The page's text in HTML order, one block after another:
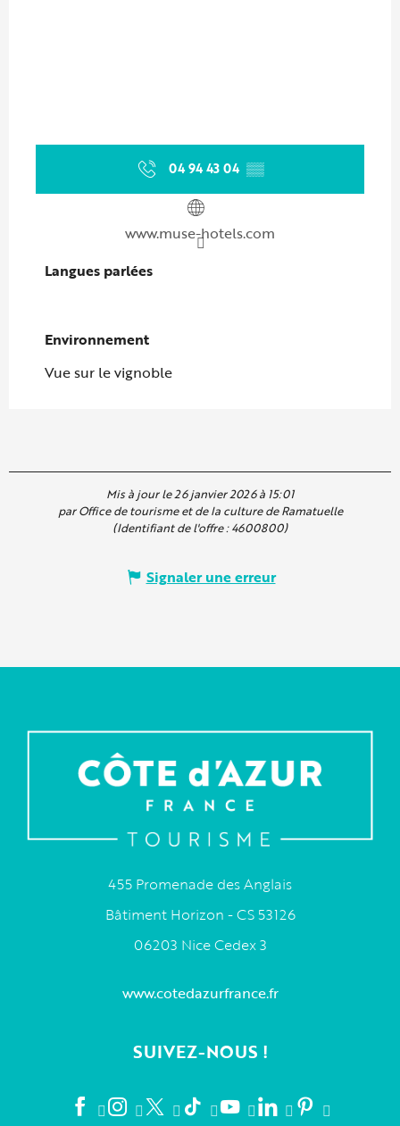
04 94 43 04 ▒▒
www.muse-hotels.com
Langues parlées
Langues parlées
Environnement
Environnement
Vue sur le vignoble
Mis à jour le 26 janvier 2026 à 15:01
par Office de tourisme et de la culture de Ramatuelle
(Identifiant de l'offre :4600800)
Signaler une erreur
455 Promenade des Anglais
Bâtiment Horizon - CS 53126
06203 Nice Cedex 3
www.cotedazurfrance.fr
SUIVEZ-NOUS !